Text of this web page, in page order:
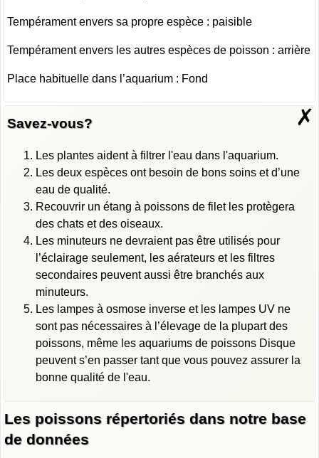
Tempérament envers sa propre espèce : paisible
Tempérament envers les autres espèces de poisson : arrière
Place habituelle dans l’aquarium : Fond
✗
Savez-vous?
Les plantes aident à filtrer l'eau dans l'aquarium.
Les deux espèces ont besoin de bons soins et d’une
eau de qualité.
Recouvrir un étang à poissons de filet les protègera
des chats et des oiseaux.
Les minuteurs ne devraient pas être utilisés pour
l’éclairage seulement, les aérateurs et les filtres
secondaires peuvent aussi être branchés aux
minuteurs.
Les lampes à osmose inverse et les lampes UV ne
sont pas nécessaires à l’élevage de la plupart des
poissons, même les aquariums de poissons Disque
peuvent s’en passer tant que vous pouvez assurer la
bonne qualité de l'eau.
Les poissons répertoriés dans notre base
de données